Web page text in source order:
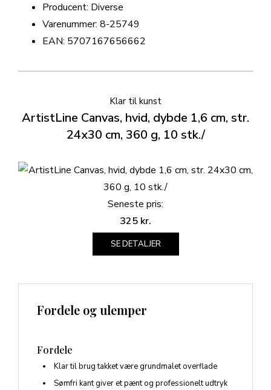
Producent: Diverse
Varenummer: 8-25749
EAN: 5707167656662
Klar til kunst
ArtistLine Canvas, hvid, dybde 1,6 cm, str.
24x30 cm, 360 g, 10 stk./
Fordele og ulemper
Fordele
Klar til brug takket være grundmalet overflade
Sømfri kant giver et pænt og professionelt udtryk
Seneste pris:
325 kr.
SE DETALJER